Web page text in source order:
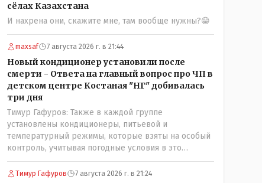
сёлах Казахстана
И нахрена они, скажите мне, там вообще нужны?😁
maxsaf 7 августа 2026 г. в 21:44
Новый кондиционер установили после
смерти - Ответа на главный вопрос про ЧП в
детском центре Костаная "НГ" добивалась
три дня
Тимур Гафуров: Также в каждой группе
установлены кондиционеры, питьевой и
температурный режимы, которые взяты на особый
контроль, учитывая погодные условия в это
лето.Мы решили. что это - противоречие. Вы
считаете иначе?Ну тут противоречия нет. Этот
Тимур Гафуров 7 августа 2026 г. в 21:24